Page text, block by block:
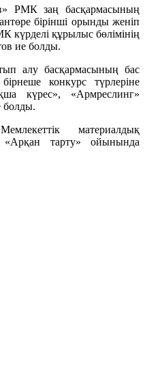
РМК заң басқармасының
бірінші орынды женіп
күрделі құрылыс бөлімінің
ие болды.
алу басқармасының бас
конкурс түрлеріне
күрес», «Aрмреслинг»
болды.
материалдық
«Арқан тарту» ойынында